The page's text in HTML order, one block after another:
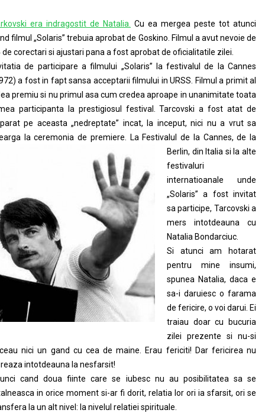
era indragostit de Natalia.
Cu ea mergea peste tot atunci
filmul „Solaris” trebuia aprobat de Goskino. Filmul a avut nevoie de
de corectari si ajustari pana a fost aprobat de oficialitatile zilei.
de participare a filmului „Solaris” la festivalul de la Cannes
a fost in fapt sansa acceptarii filmului in URSS. Filmul a primit al
premiu si nu primul asa cum credea aproape in unanimitate toata
participanta la prestigiosul festival. Tarcovski a fost atat de
pe aceasta „nedreptate” incat, la inceput, nici nu a vrut sa
la ceremonia de premiere. La Festivalul de la Cannes, de la
Berlin, din Italia si la alte
festivaluri
internatioanale unde
„Solaris” a fost invitat
sa participe, Tarcovski a
mers intotdeauna cu
Natalia Bondarciuc.
Si atunci am hotarat
pentru mine insumi,
spunea Natalia, daca e
sa-i daruiesc o farama
de fericire, o voi darui. Ei
traiau doar cu bucuria
zilei prezente si nu-si
nici un gand cu cea de maine. Erau fericiti! Dar fericirea nu
intotdeauna la nesfarsit!
cand doua fiinte care se iubesc nu au posibilitatea sa se
in orice moment si-ar fi dorit, relatia lor ori ia sfarsit, ori se
la un alt nivel: la nivelul relatiei spirituale.